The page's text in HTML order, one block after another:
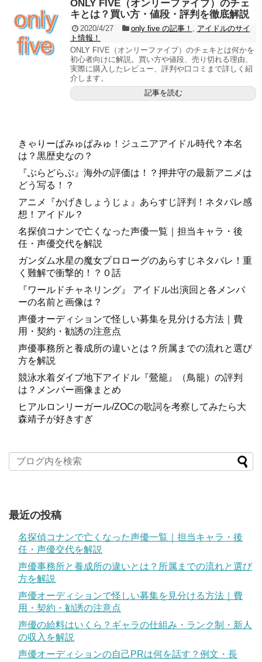
ONLY FIVE（オンリーファイブ）のチェ
キとは？買い方・値段・評判を徹底解説
2020/4/27 only five の記事！ , アイドルのサイ
ト情報！
ONLY FIVE（オンリーファイブ）のチェキとは何かを
初心者向けに解説。買い方や値段、売り切れる理由、
実際に購入したレビュー、評判や口コミまで詳しく紹
介します。
記事を読む
きゃりーぱみゅぱみゅ！ジュニアアイドル時代？本名
は？黒歴史なの？
『ぶらどらぶ』海外の評価は！？押井守の最新アニメは
どう写る！？
アニメ『かげきしょうじょ』あらすじ評判！ネタバレ感
想！アイドル？
名探偵コナンで亡くなった声優一覧｜担当キャラ・後
任・声優交代を解説
ガンダム水星の魔女プロローグのあらすじネタバレ！重
く難解で衝撃的！？０話
『ワールドチャネリング』 アイドル出演回と各メンバ
ーの名前と画像は？
声優オーディションで怪しい募集を見分ける方法｜費
用・契約・勧誘の注意点
声優事務所と養成所の違いとは？所属までの流れと選び
方を解説
競泳水着ダイブ地下アイドル『鶯籠』（鳥籠）の評判
は？メンバー画像まとめ
ヒアルロンリーガール/ZOCの歌詞を考察してみたら大
森靖子が好きすぎ
最近の投稿
名探偵コナンで亡くなった声優一覧｜担当キャラ・後
任・声優交代を解説
声優事務所と養成所の違いとは？所属までの流れと選び
方を解説
声優オーディションで怪しい募集を見分ける方法｜費
用・契約・勧誘の注意点
声優の給料はいくら？ギャラの仕組み・ランク制・新人
の収入を解説
声優オーディションの自己PRは何を話す？例文・長